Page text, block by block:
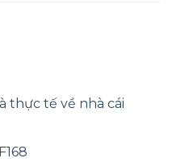
thực tế về nhà cái